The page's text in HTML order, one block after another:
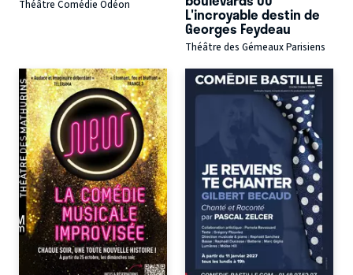
Théâtre Comédie Odéon L'incroyable destin de
Georges Feydeau
Théâtre des Gémeaux Parisiens